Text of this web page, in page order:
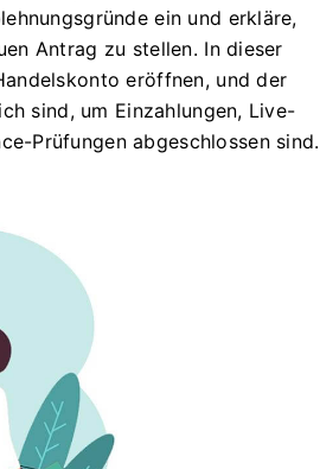
ein und erkläre,
Antrag zu stellen. In dieser
eröffnen, und der
sind, um Einzahlungen, Live-
Prüfungen abgeschlossen sind.